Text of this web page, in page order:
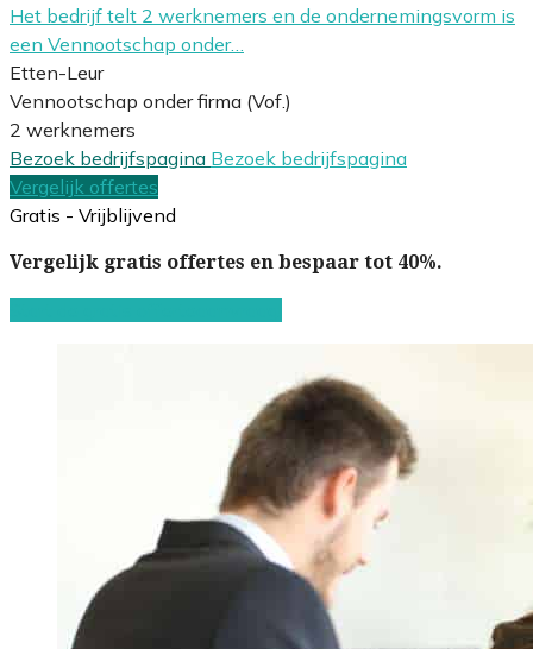
Het bedrijf telt 2 werknemers en de ondernemingsvorm is
een Vennootschap onder…
Etten-Leur
Vennootschap onder firma (Vof.)
2 werknemers
Bezoek bedrijfspagina Bezoek bedrijfspagina
Vergelijk offertes
Gratis - Vrijblijvend
Vergelijk gratis offertes en bespaar tot 40%.